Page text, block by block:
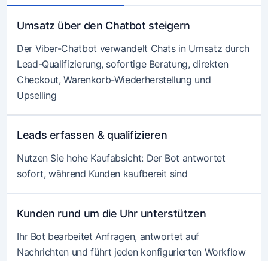
Umsatz über den Chatbot steigern
Der Viber-Chatbot verwandelt Chats in Umsatz durch
Lead-Qualifizierung, sofortige Beratung, direkten
Checkout, Warenkorb-Wiederherstellung und
Upselling
Leads erfassen & qualifizieren
Nutzen Sie hohe Kaufabsicht: Der Bot antwortet
sofort, während Kunden kaufbereit sind
Kunden rund um die Uhr unterstützen
Ihr Bot bearbeitet Anfragen, antwortet auf
Nachrichten und führt jeden konfigurierten Workflow